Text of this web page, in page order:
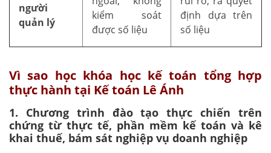
người
quản lý
kiểm soát
được số liệu
định dựa trên
số liệu
Vì sao học khóa học kế toán tổng hợp
thực hành tại Kế toán Lê Ánh
1. Chương trình đào tạo thực chiến trên
chứng từ thực tế, phần mềm kế toán và kê
khai thuế, bám sát nghiệp vụ doanh nghiệp